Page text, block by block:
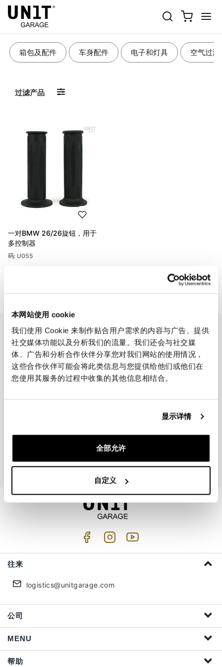
本网站使用 cookie
我们使用 Cookie 来制作贴合用户需求的内容与广告、提供
社交媒体功能以及分析我们的流量。我们还会与社交媒
体、广告和分析合作伙伴分享您对我们网站的使用情况，
这些合作伙伴可能会将此类信息与您提供给他们或他们在
您使用其服务的过程中收集的其他信息相结合。
显示详情
全部允许
自定义
箱包及配件 车身配件 电子和灯具 空气过滤
过滤产品
一对BMW 26/26旋钮，用于
多控制器
码: U055
EMAIL NEWSLETTER
订阅我们的新闻
加入我们
我接受隐私处理 (Link)
往来
logistics@unitgarage.com
公司
MENU
帮助